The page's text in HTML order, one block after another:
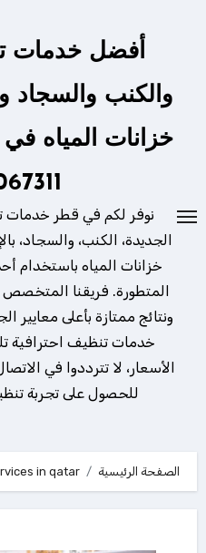
أفضل خدمات
والكنب والسجاد
خزانات المياه
نوفر لكم في قطر خدمات
الجديدة، الكنب، والسجاد،
خزانات المياه باستخدام
المتطورة. فريقنا
ونتائج ممتازة بأعلى معايير
خدمات تنظيف احترافية
للحصول على تجربة
الصفحة الرئيسية in qatar